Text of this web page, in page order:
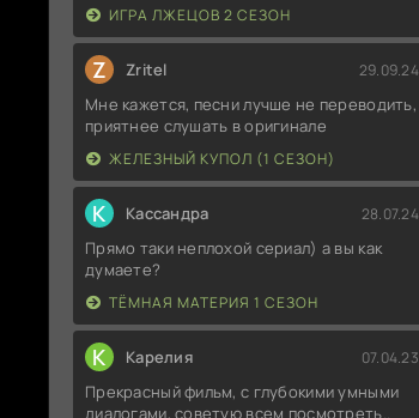
ИГРА ЛЖЕЦОВ 2 СЕЗОН
Z Zritel 29.09.24
Мне кажется, песни лучше не переводить,
приятнее слушать в оригинале
ЖЕЛЕЗНЫЙ КУПОЛ (1 СЕЗОН)
К Кассандра 28.07.24
Прямо таки неплохой сериал) а вы как
думаете?
ТЁМНАЯ МАТЕРИЯ 1 СЕЗОН
К Карелия 07.04.23
Прекрасный фильм, с глубокими умными
диалогами, советую всем посмотреть..